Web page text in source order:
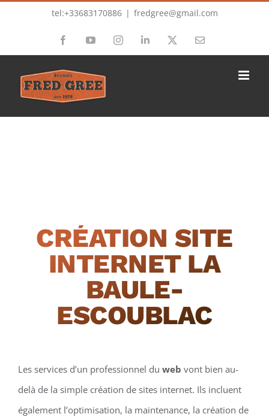
tel:+33683170886 | fredgree@gmail.com
FacebookYouTubeInstagramLinkedIn Email
CRÉATION SITE
INTERNET LA
BAULE-
ESCOUBLAC
Les services d’un professionnel du web vont bien au-
delà de la simple création de sites internet. Ils incluent
également l’optimisation, la maintenance, la création de